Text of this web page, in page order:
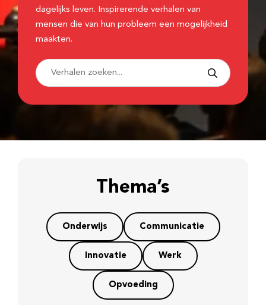
dagelijks leven. Inspirerende verhalen van
mensen die van hun probleem een mogelijkheid
maakten.
Thema’s
Onderwijs Communicatie
Innovatie Werk
Opvoeding